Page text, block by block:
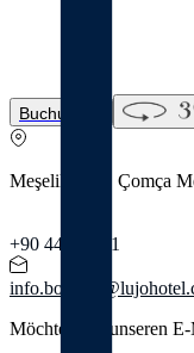
Buchung
Meşelik Mah. Çomça
+90 444 00 01
Möchten Sie unseren